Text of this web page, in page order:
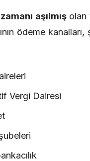
aşılmış olan
ödeme kanalları,
Vergi Dairesi